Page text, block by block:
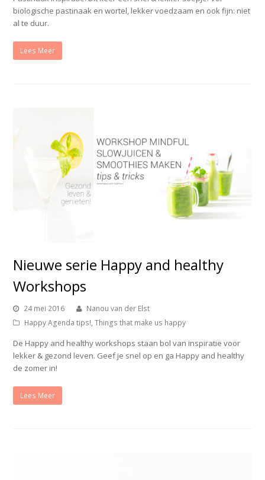
biologische pastinaak en wortel, lekker voedzaam en ook fijn: niet
al te duur.
Lees Meer
Nieuwe serie Happy and healthy
Workshops
24 mei 2016
Nanou van der Elst
Happy Agenda tips!,Things that make us happy
De Happy and healthy workshops staan bol van inspiratie voor
lekker & gezond leven. Geef je snel op en ga Happy and healthy
de zomer in!
Lees Meer